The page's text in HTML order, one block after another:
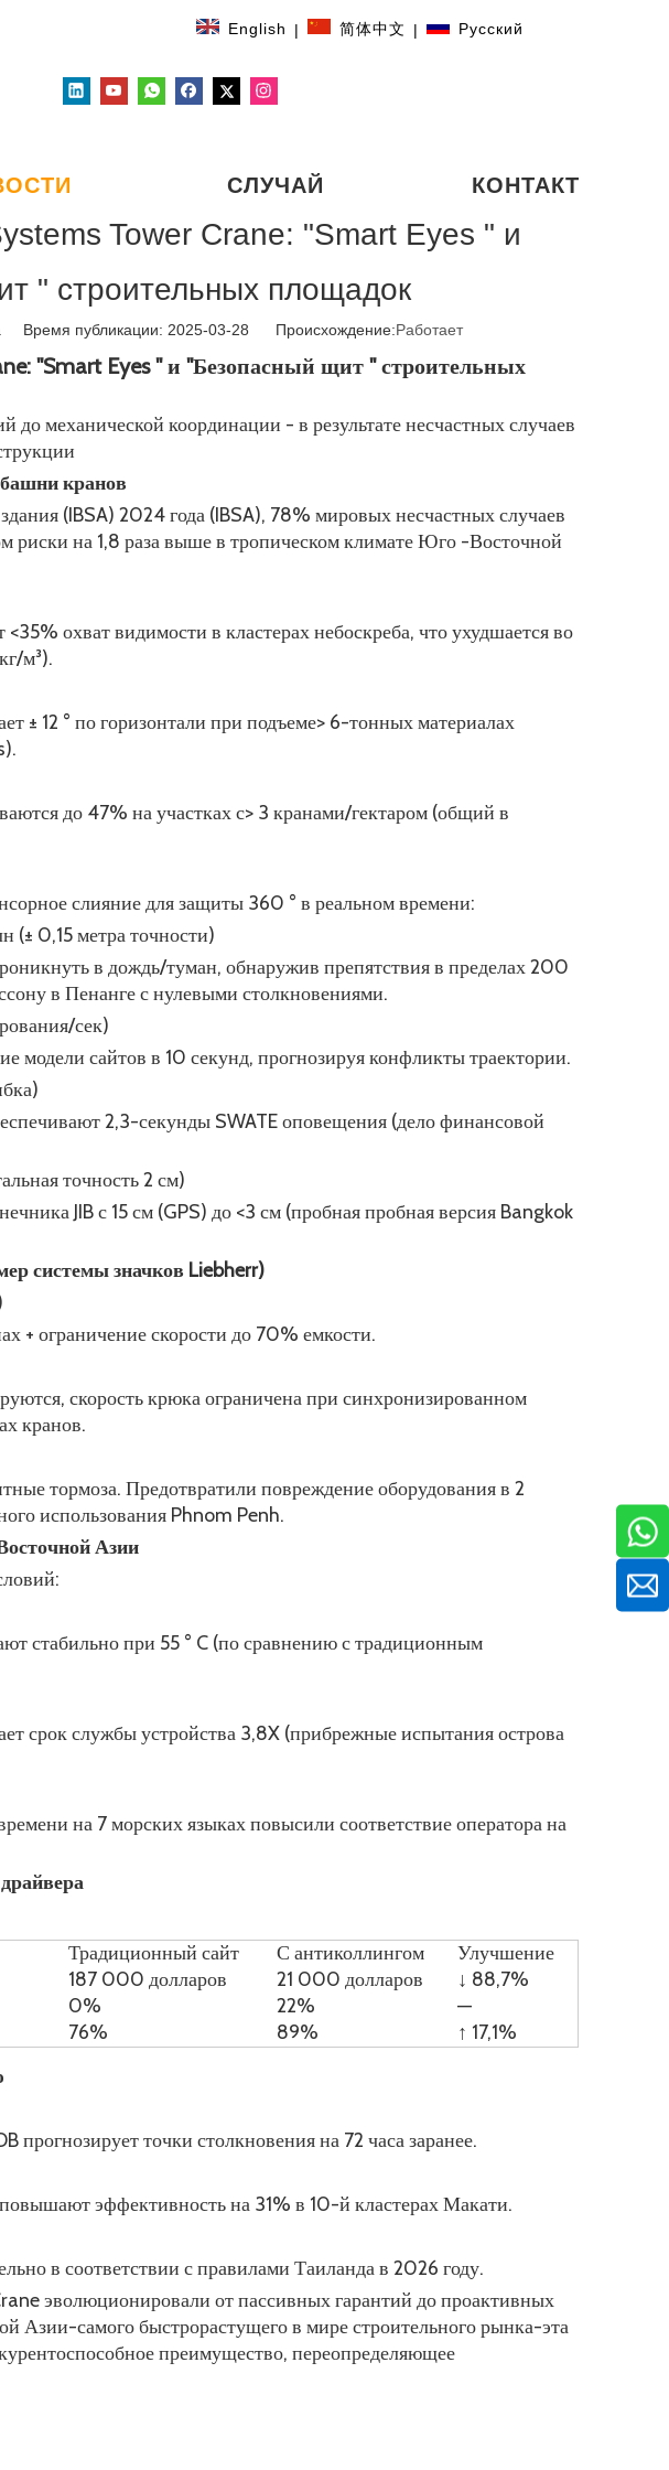
English | 简体中文 | Pусский
СЛУЧАЙ КОНТАКТ
Tower Crane: "Smart Eyes " и
" строительных площадок
Время публикации: 2025-03-28 Происхождение:Работает
"Smart Eyes " и "Безопасный щит " строительных
до механической координации - в результате несчастных случаев
кранов
(IBSA) 2024 года (IBSA), 78% мировых несчастных случаев
риски на 1,8 раза выше в тропическом климате Юго -Восточной
охват видимости в кластерах небоскреба, что ухудшается во
м³).
± 12 ° по горизонтали при подъеме> 6-тонных материалах
до 47% на участках с> 3 кранами/гектаром (общий в
слияние для защиты 360 ° в реальном времени:
(± 0,15 метра точности)
в дождь/туман, обнаружив препятствия в пределах 200
в Пенанге с нулевыми столкновениями.
сек)
модели сайтов в 10 секунд, прогнозируя конфликты траектории.
2,3-секунды SWATE оповещения (дело финансовой
точность 2 см)
JIB с 15 см (GPS) до <3 см (пробная пробная версия Bangkok
системы значков Liebherr)
+ ограничение скорости до 70% емкости.
скорость крюка ограничена при синхронизированном
кранов.
тормоза. Предотвратили повреждение оборудования в 2
использования Phnom Penh.
Азии
стабильно при 55 ° C (по сравнению с традиционным
срок службы устройства 3,8X (прибрежные испытания острова
на 7 морских языках повысили соответствие оператора на
Традиционный сайт С антиколлингом
Улучшение
187 000 долларов 21 000 долларов
↓ 88,7%
0% 22%
—
76% 89%
↑ 17,1%
прогнозирует точки столкновения на 72 часа заранее.
эффективность на 31% в 10-й кластерах Макати.
в соответствии с правилами Таиланда в 2026 году.
эволюционировали от пассивных гарантий до проактивных
самого быстрорастущего в мире строительного рынка-эта
преимущество, переопределяющее